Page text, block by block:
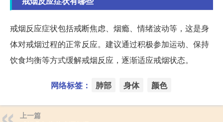
戒烟反应症状包括戒断焦虑、烟瘾、情绪波动等，这是身
体对戒烟过程的正常反应。建议通过积极参加运动、保持
饮食均衡等方式缓解戒烟反应，逐渐适应戒烟状态。
网络标签： 肺部 身体 颜色
上一篇